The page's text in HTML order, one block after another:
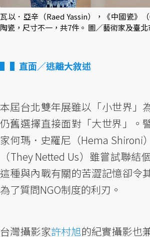
瓦以．亞辛（Raed Yassin），《中國瓷》
陶瓷，尺寸不一，共7件。 圖／藝術家及臺
▌直面／逃離大敘述
本屆台北雙年展雖以「小世界」
仍舊選擇直接面對「大世界」。
家何瑪．史羅尼（Hema Shironi
（They Netted Us）雖嘗試聯結
這種與內戰有關的苦澀記憶卻令
為了質問NGO制度的利刃。
台灣攝影家許村旭的紀實攝影也